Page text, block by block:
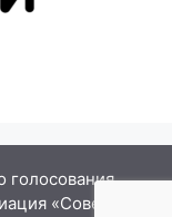
голосования
«Совет